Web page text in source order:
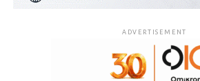
ADVERTISEMENT